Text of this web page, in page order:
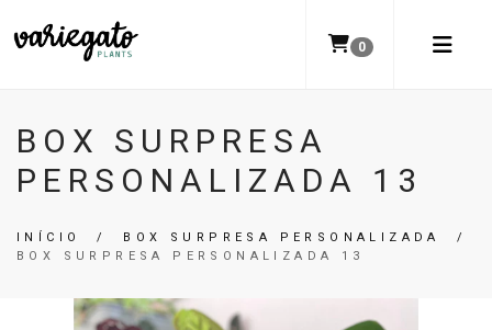
0
BOX SURPRESA
PERSONALIZADA 13
INÍCIO / BOX SURPRESA PERSONALIZADA
/
BOX SURPRESA PERSONALIZADA 13